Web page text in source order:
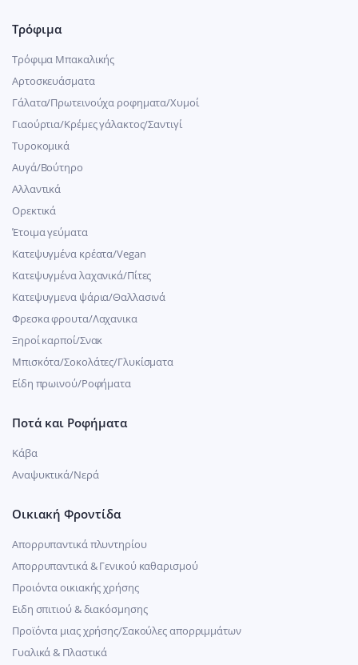
Τρόφιμα
Τρόφιμα Μπακαλικής
Αρτοσκευάσματα
Γάλατα/Πρωτεινούχα ροφηματα/Χυμοί
Γιαούρτια/Κρέμες γάλακτος/Σαντιγί
Τυροκομικά
Αυγά/Βούτηρο
Αλλαντικά
Ορεκτικά
Έτοιμα γεύματα
Κατεψυγμένα κρέατα/Vegan
Kατεψυγμένα λαχανικά/Πίτες
Κατεψυγμενα ψάρια/Θαλλασινά
Φρεσκα φρουτα/Λαχανικα
Ξηροί καρποί/Σνακ
Μπισκότα/Σοκολάτες/Γλυκίσματα
Είδη πρωινού/Ροφήματα
Ποτά και Ροφήματα
Κάβα
Αναψυκτικά/Νερά
Οικιακή Φροντίδα
Απορρυπαντικά πλυντηρίου
Απορρυπαντικά & Γενικού καθαρισμού
Προιόντα οικιακής χρήσης
Ειδη σπιτιού & διακόσμησης
Προϊόντα μιας χρήσης/Σακούλες απορριμμάτων
Γυαλικά & Πλαστικά